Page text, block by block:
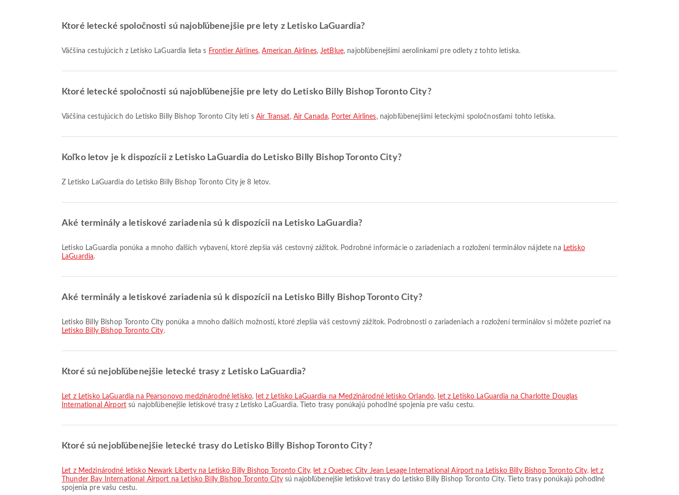
Ktoré letecké spoločnosti sú najobľúbenejšie pre lety z Letisko LaGuardia?
Väčšina cestujúcich z Letisko LaGuardia lieta s Frontier Airlines,American Airlines,JetBlue, najobľúbenejšími aerolinkami pre odlety z tohto letiska.
Ktoré letecké spoločnosti sú najobľúbenejšie pre lety do Letisko Billy Bishop Toronto City?
Väčšina cestujúcich do Letisko Billy Bishop Toronto City letí s Air Transat, Air Canada, Porter Airlines, najobľúbenejšími leteckými spoločnosťami tohto letiska.
Koľko letov je k dispozícii z Letisko LaGuardia do Letisko Billy Bishop Toronto City?
Z Letisko LaGuardia do Letisko Billy Bishop Toronto City je 8 letov.
Aké terminály a letiskové zariadenia sú k dispozícii na Letisko LaGuardia?
Letisko LaGuardia ponúka a mnoho ďalších vybavení, ktoré zlepšia váš cestovný zážitok. Podrobné informácie o zariadeniach a rozložení terminálov nájdete na Letisko
LaGuardia.
Aké terminály a letiskové zariadenia sú k dispozícii na Letisko Billy Bishop Toronto City?
Letisko Billy Bishop Toronto City ponúka a mnoho ďalších možností, ktoré zlepšia váš cestovný zážitok. Podrobnosti o zariadeniach a rozložení terminálov si môžete pozrieť na
Letisko Billy Bishop Toronto City.
Ktoré sú nejobľúbenejšie letecké trasy z Letisko LaGuardia?
let z Letisko LaGuardia na Pearsonovo medzinárodné letisko, let z Letisko LaGuardia na Medzinárodné letisko Orlando, let z Letisko LaGuardia na Charlotte Douglas
International Airportsú najobľúbenejšie letiskové trasy z Letisko LaGuardia. Tieto trasy ponúkajú pohodlné spojenia pre vašu cestu.
Ktoré sú nejobľúbenejšie letecké trasy do Letisko Billy Bishop Toronto City?
let z Medzinárodné letisko Newark Liberty na Letisko Billy Bishop Toronto City, let z Quebec City Jean Lesage International Airport na Letisko Billy Bishop Toronto City, let z
Thunder Bay International Airport na Letisko Billy Bishop Toronto Citysú najobľúbenejšie letiskové trasy do Letisko Billy Bishop Toronto City. Tieto trasy ponúkajú pohodlné
spojenia pre vašu cestu.